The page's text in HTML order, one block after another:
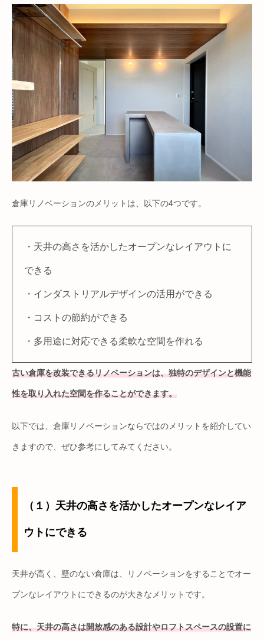
倉庫リノベーションのメリットは、以下の4つです。
・天井の高さを活かしたオープンなレイアウトに
できる
・インダストリアルデザインの活用ができる
・コストの節約ができる
・多用途に対応できる柔軟な空間を作れる
古い倉庫を改装できるリノベーションは、独特のデザインと機能
性を取り入れた空間を作ることができます。
以下では、倉庫リノベーションならではのメリットを紹介してい
きますので、ぜひ参考にしてみてください。
（１）天井の高さを活かしたオープンなレイア
ウトにできる
天井が高く、壁のない倉庫は、リノベーションをすることでオー
プンなレイアウトにできるのが大きなメリットです。
特に、天井の高さは開放感のある設計やロフトスペースの設置に